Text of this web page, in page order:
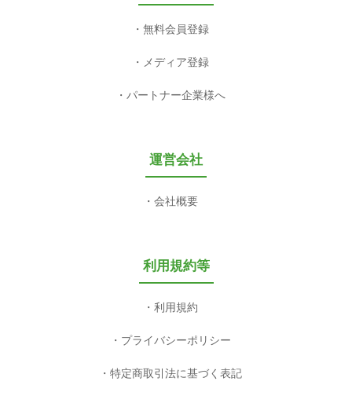
無料会員登録
メディア登録
パートナー企業様へ
運営会社
会社概要
利用規約等
利用規約
プライバシーポリシー
特定商取引法に基づく表記